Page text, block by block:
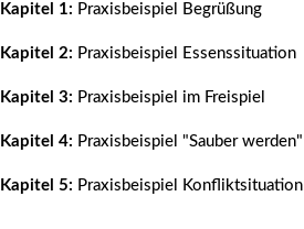
Kapitel 1: Praxisbeispiel Begrüßung
Kapitel 2: Praxisbeispiel Essenssituation
Kapitel 3: Praxisbeispiel im Freispiel
Kapitel 4: Praxisbeispiel "Sauber werden"
Kapitel 5: Praxisbeispiel Konfliktsituation